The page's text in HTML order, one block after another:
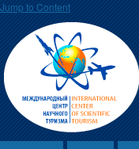
Jump to Content